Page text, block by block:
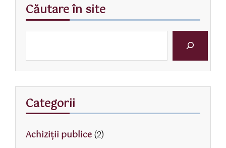
Căutare în site
Categorii
Achiziții publice(2)